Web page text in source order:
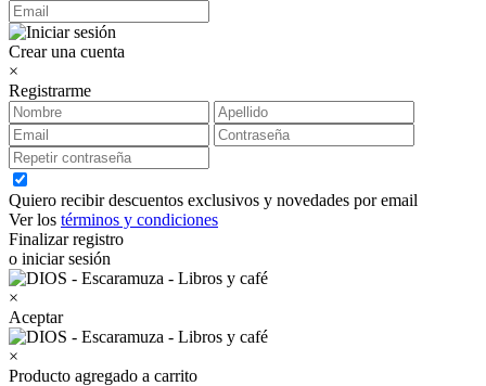
Crear una cuenta
×
Registrarme
Quiero recibir descuentos exclusivos y novedades por email
Ver los términos y condiciones
Finalizar registro
o iniciar sesión
×
Aceptar
×
Producto agregado a carrito